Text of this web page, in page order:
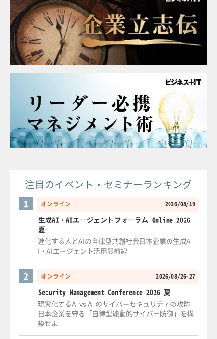
注目のイベント・セミナーランキング
オンライン 2026/08/19
1
生成AI・AIエージェントフォーラム Online 2026
夏
進化する人とAIの自律型共創社会日本企業の生成A
I・AIエージェント活用最前線
オンライン 2026/08/26-27
2
Security Management Conference 2026 夏
現実化するAI vs AI のサイバーセキュリティの攻防
日本企業を守る「自律型能動的サイバー防御」を構
築せよ